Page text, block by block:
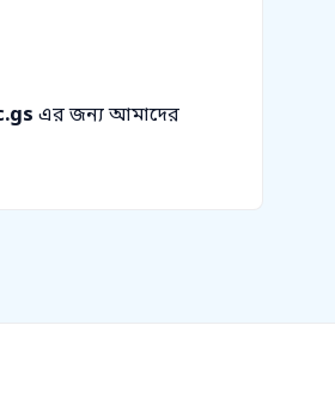
এর জন্য আমাদের